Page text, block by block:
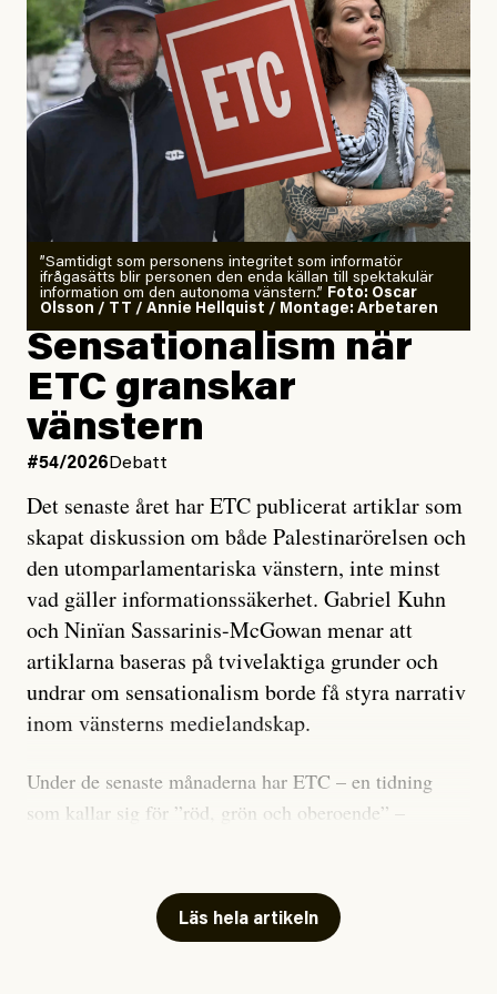
”Samtidigt som personens integritet som informatör
ifrågasätts blir personen den enda källan till spektakulär
information om den autonoma vänstern.” Foto: Oscar
Olsson / TT / Annie Hellquist / Montage: Arbetaren
Sensationalism när
ETC granskar
vänstern
#54/2026 Debatt
Det senaste året har ETC publicerat artiklar som
skapat diskussion om både Palestinarörelsen och
den utomparlamentariska vänstern, inte minst
vad gäller informationssäkerhet. Gabriel Kuhn
och Ninïan Sassarinis-McGowan menar att
artiklarna baseras på tvivelaktiga grunder och
undrar om sensationalism borde få styra narrativ
inom vänsterns medielandskap.
Under de senaste månaderna har ETC – en tidning
som kallar sig för ”röd, grön och oberoende” –
skriver för? Vad betyder det att vara en ”röd, grön och
oberoende” tidning? Och vad är egentligen bra
Läs hela artikeln